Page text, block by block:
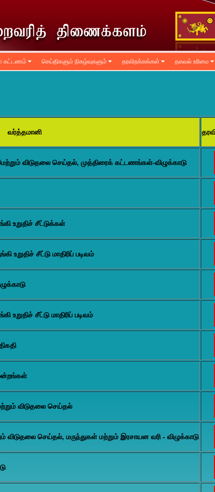
கட்டணம் செய்திகளும் நிகழ்வுகளும் தரவிறக்கங்கள் தகவல் உரிமை
வர்த்தமானி
விடுதலை செய்தல், முத்திரைக் கட்டணங்கள்-விழுக்காடு
உறுதிச் சீட்டுக்கள்
சீட்டு மாதிரிப் படிவம்
சீட்டு மாதிரிப் படிவம்
விடுதலை செய்தல்
விடுதலை செய்தல், மருந்துகள் மற்றும் இரசாயன வரி - விழுக்காடு